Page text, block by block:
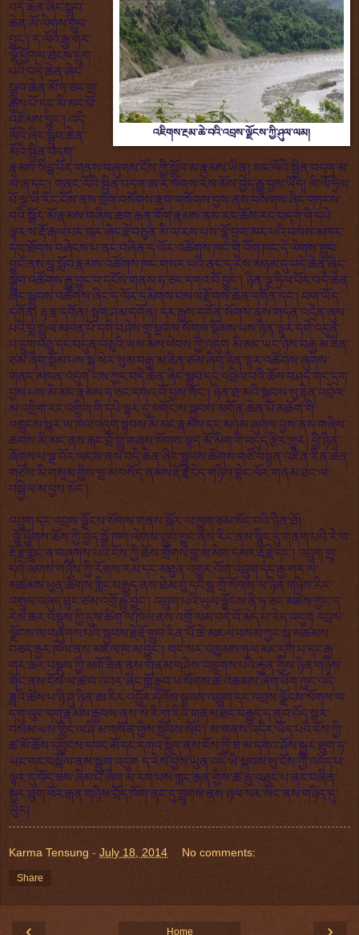
འཇིགས་རྔམ་ཆེ་བའི་འབྲས་ལྗོངས་ཀྱི་ཤུལ་ལམ།
བདེ་ཆེན་ཞིང་སྒྲུབ་
ཆེན་མོ་ལེགས་གྲུབ་
བྱུང་། ད་ལོའི་རྒྱ་གར་
ལྷོ་ཕྱོགས་ཐེངས་དྲུག་
པའི་བདེ་ཆེན་ཞིང་
སྒྲུབ་ཆེན་མོ་ཧ་ཅང་གྲ་
རྒྱས་པོ་དང་མི་མང་པོ་
འཛོམས་བྱུང་། འདི་
ལོའི་ཞིང་སྒྲུབ་ཆེན་
མོའི་སྦྱིན་བདག་
རྣམས་སིངྒ་པོར་གནས་བཞུགས་ངོས་ཀྱི་སློབ་མ་རྣམས་ཡིན། སང་ལོའི་སྦྱིན་བདག་མ་
ལེ་ཞ་དང་། གནང་ལོའི་སྦྱིན་བདག་ཨ་རི་སོགས་རེས་མོས་བྱེད་རྒྱུ་བྱས་ཡོད། མི་ལོ་ཧྲིལ་
པོ་ལྔ་ཡི་རིང་ངོས་ནས་ཁྲག་བསོགས་རྣག་གསོགས་བྱས་ནས་བསགས་ཞིང་གཏངས་
བའི་སྒོར་མོ་རྣམས་གཞིས་ཆག་རྒན་གོག་རྣམས་ནས་རང་ཆོས་རང་བདག་གི་དཔེ་
ལྟར་ས་རྡོ་རྒལ་པར་ཁུར་ཞིང་རྗེ་བཙུན་མི་ལ་རས་པས་ལྷོ་བྲག་མར་པའི་བསས་མཁར་
དགུ་ཐོགས་བཞེངས་པ་ནང་བཞིན་ད་ལོར་འཚོགས་ཁང་གི་འོག་ཁང་དེ་ལེགས་གྲུབ་
བྱུང་ནས་བླ་སློབ་རྣམས་འཚོགས་ཁང་གསར་པའི་ནང་ད་རེས་མཉམ་དུ་བདེ་ཆེན་ཞིང་
སྒྲུབ་འཚོགས་རྒྱུ་བྱུང་བ་དངོས་གནས་ཧ་ཅང་དགའ་བོ་བྱུང་། ཉིན་ལྔ་ཧྲིལ་པོར་བདེ་ཆེན་
ཞིང་སྒྲུབས་འཚོགས་ཞིང་ད་ལོར་དམིགས་བསལ་རྫོགས་ཆེན་དགོན་དང་། བག་ཡོད་
དགོན། རྟ་རྣ་དགོན། སྟག་ཤམ་དགོན། དར་རྒྱས་དགོན་སོགས་ནས་གདན་འདྲེན་ཞུས་
པའི་བླ་སྤྲུལ་མཁན་པོ་དགེ་བཤེས་གྲྭ་སྔགས་སོགས་སྡོམས་པས་ཉིན་ལྟར་དགེ་འདུན་
པ་དྲུག་བཅུ་དང་བདུན་བཅུའི་ཡས་མས་ཕེབས་ཀྱི་འདུག མི་མང་ཡང་ཉིས་བརྒྱ་མ་ཟིན་
ཙམ་ཞིག་སྡོམ་པས་སྐྱ་སེར་སུམ་བརྒྱ་མ་ཟིན་ཙམ་ཞིག་ཉིན་ལྟར་འཚོགས་ཞུགས་
གནང་མཁན་འདུག ངས་ཀྱང་བདེ་ཆེན་ཞིང་སྒྲུབ་དང་འབྲེལ་བའི་ཆོས་བཤད་གང་དྲག་
བྱས་པས་མི་མང་རྣམས་ཧ་ཅང་དགའ་བོ་བྱས་སོང་། ཉིན་ཐ་མའི་སྐབས་སུ་རྟེན་འབྲེལ་
མ་འགྲིག་རང་འགྲིག་གི་དཔེ་ལྟར་དུ་༧གོང་ས་སྐྱབས་མགོན་ཆེན་པོ་མཆོག་གི་
འཁྲུངས་སྐར་ལ་ཁེལ་འདུག་སྟབས་མི་མང་རྣམས་དང་མཉམ་ཞུགས་བྱས་ནས་གཞིས་
ཆགས་མི་མང་ནས་རྐང་བྲོ་གླུ་གཞས་སོགས་ལྟད་མོ་མིག་གི་བདུད་རྩིར་གྱུར། ཕྱི་ཉིན་
ཞོགས་པ་སྔ་བོར་ལངས་ནས་བདེ་ཆེན་ཞིང་སྒྲུབས་ཚོགས་གཙོ་བསྟན་འཛིན་རིན་ཆེན་
གཙོས་མི་གསུམ་གྱིས་བླ་མ་བསོད་ནམས་རྡོ་རྗེ་ངེད་གཉིས་བྷེང་ལོར་གནམ་ཐང་ལ་
བསྐྱེལ་མ་བྱས་སོང་།
འབྲུག་དང་འབྲས་ལྗོངས་སོགས་གནས་སྐོར་ལ་ཁྱུག་ཙམ་སོང་བའི་ཉིན་ཐོ།
ལྷོ་ཕྱོགས་ཆོས་ཀྱི་བྱེད་སྒོ་ཁག་ལེགས་གྲུབ་བྱུང་ནས་རིང་ནས་སྙིང་དུ་གནག་པའི་རེ་བ་
རྡོ་རྗེ་གླིང་ན་བཞུགས་པའི་ངོས་ཀྱི་ཆོས་གྲོགས་བླ་མ་མིག་དམར་རྡོ་རྗེ་དང་། འབྲུག་གྲྭ་
དགེ་ལེགས་གཉིས་ཀྱི་རོགས་རམ་དང་མཐུན་འགྱུར་འོག་འབྲུག་དང་རྒྱ་གར་ས་
མཚམས་ཕུན་ཚོགས་གླིང་བརྒྱུད་ནས་ཐེམ་བུ་དང་སྦ་གྲོ་སོགས་ལ་ཉིན་གཉིས་རིང་
འགྲུལ་བཞུད་ཐུང་ཙམ་འགྲོ་རྒྱུ་བྱུང་། འབྲུག་པའི་ཡུལ་ལྗོངས་ནི་ཧ་ཅང་མཛེས་ཀྱང་ད་
རེས་ཆར་བསྡུས་ཀྱི་དུས་ཚིག་ལ་ཁེལ་ནས་འགྲོ་ལམ་བདེ་བོ་མེད་པ་རེད་འདུག འབྲས་
ལྗོངས་ལ་བཞུགས་པའི་སྐྱབས་རྗེ་རྡོ་གྲུབ་རིན་པོ་ཆེ་མཇལ་བསམ་ཀྱང་སྐུ་མཚམས་
བཅད་རྒྱར་ཁེལ་ནས་མཇལ་ཁ་མ་བྱུང་། གང་སར་འཁྱམས་ཉུལ་མང་དྲག་པ་དང་རྒྱ་
གར་ཆར་བསྡུས་ཀྱི་མགོ་ཟིན་ནས་གནམ་གཤིས་འཁྲུགས་པའི་རྐྱེན་གྱིས་ཉིན་གཉིས་
གོང་ནས་ངོས་ལ་ཚ་བ་འབར་ཞིང་གློ་རྒྱབ་པ་སོགས་ཚ་འཆམས་ཞིག་ཕོག་ཀྱང་འདི་
ཟླའི་ཚེས་པ་ཉི་ཤུ་ཉིན་ཨ་རིར་འབྱོར་དགོས་སྟབས་འབྲུག་དང་འབྲས་ལྗོངས་སོགས་ལ་
དགུ་ལུང་དགུ་རྣམས་རྒྱབས་ནས་སི་རི་གུ་རིའི་གནམ་ཐང་བརྒྱུད་ད་ནུབ་བོད་སྒར་
བསམ་ཡས་གླིང་ལ་ཤི་མ་གསོན་གྱིས་སླེབས་སོང་། ས་གནས་འདིར་ཡོད་པའི་ངོས་ཀྱི་
ཚ་མོ་ཆོས་དབྱིངས་དབང་མོ་དང་དགའ་སྐྱིད་ནས་ངོས་ཀྱི་ཟ་མ་དགའ་ཤོས་སྐྱུར་ཐུག་ཧ་
ཡང་གང་བསྐོལ་ནས་སྒུག་འདུག ད་རེས་བྱེས་ཡུན་འདི་ཡི་སྐབས་སུ་ངོས་ཀྱི་འདོད་པ་
ལྟར་དུ་བོད་ཟས་ཞིམ་པོ་ཞིག་མ་རག་པས་གླང་རྒན་གྱིས་ཚ་ཆུ་འཐུང་པ་ནང་བཞིན་
སྐྱུར་ཐུག་ཕོར་རྒན་གཉིས་བྲོད་ཁོག་ནང་དུ་བླུགས་ནས་ཉལ་སར་སོང་ནས་གཉིད་དུ་
ཡུར།
Karma Tensung - July 18, 2014 No comments:
Share
Home